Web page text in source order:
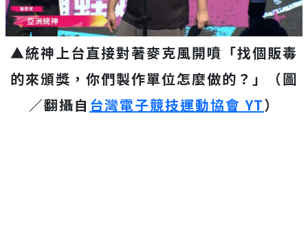
▲統神上台直接對著麥克風開噴「找個販毒
的來頒獎，你們製作單位怎麼做的？」（圖
／翻攝自 台灣電子競技運動協會 YT）